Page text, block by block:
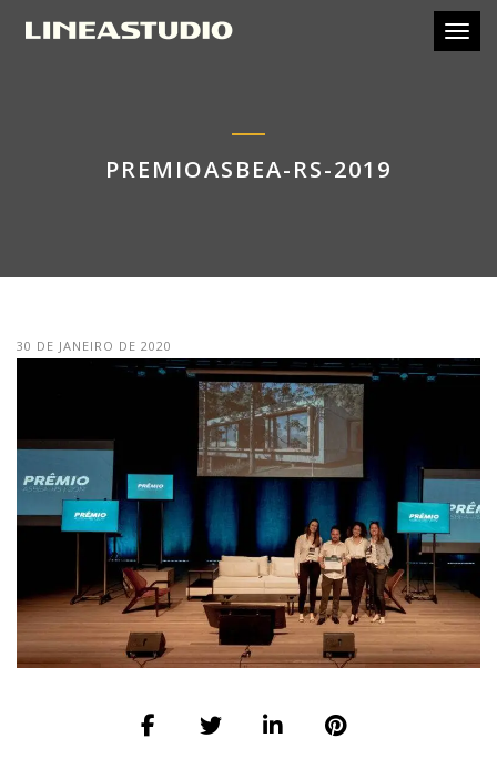
PREMIOASBEA-RS-2019
30 DE JANEIRO DE 2020